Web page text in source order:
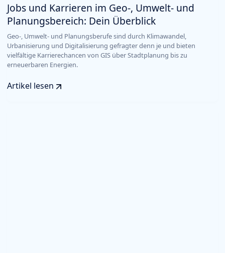
Jobs und Karrieren im Geo-, Umwelt- und
Planungsbereich: Dein Überblick
Geo-, Umwelt- und Planungsberufe sind durch Klimawandel,
Urbanisierung und Digitalisierung gefragter denn je und bieten
vielfältige Karrierechancen von GIS über Stadtplanung bis zu
erneuerbaren Energien.
Artikel lesen